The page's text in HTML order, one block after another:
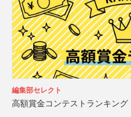
編集部セレクト
高額賞金コンテストランキング